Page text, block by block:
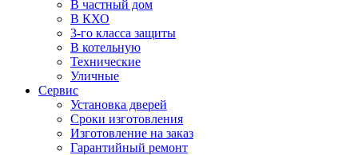
В частный дом
В КХО
3-го класса защиты
В котельную
Технические
Уличные
Сервис
Установка дверей
Сроки изготовления
Изготовление на заказ
Гарантийный ремонт